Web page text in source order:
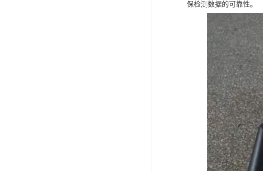
保检测数据的可靠性。